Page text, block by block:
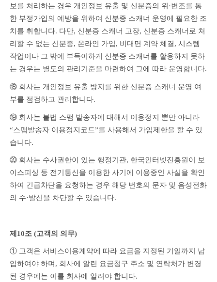
보를 처리하는 경우 개인정보 유출 및 신분증의 위·변조를 통
한 부정가입의 예방을 위하여 신분증 스캐너 운영에 필요한 조
치를 취합니다. 다만, 신분증 스캐너 고장, 신분증 스캐너로 처
리할 수 없는 신분증, 온라인 가입, 비대면 계약 체결, 시스템
작업이나 그 밖에 부득이하게 신분증 스캐너를 활용하지 못하
는 경우는 별도의 관리기준을 마련하여 그에 따라 운영합니다.
⑱ 회사는 개인정보 유출 방지를 위한 신분증 스캐너 운영 여
부를 점검하고 관리합니다.
⑲ 회사는 불법 스팸 발송자에 대해서 이용정지 뿐만 아니라
“스팸발송자 이용정지코드”를 사용해서 가입제한을 할 수 있
습니다.
⑳ 회사는 수사권한이 있는 행정기관, 한국인터넷진흥원이 보
이스피싱 등 전기통신을 이용한 사기에 이용중인 사실을 확인
하여 긴급차단을 요청하는 경우 해당 번호의 문자 및 음성전화
의 수·발신을 차단할 수 있습니다.
제10조 (고객의 의무)
① 고객은 서비스이용계약에 따라 요금을 지정된 기일까지 납
입하여야 하며, 회사에 알린 요금청구 주소 및 연락처가 변경
된 경우에는 이를 회사에 알려야 합니다.